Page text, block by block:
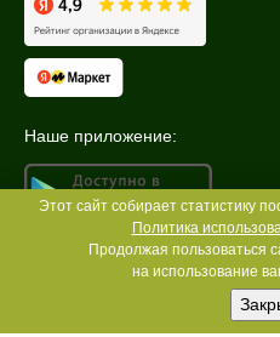
Наше приложение:
Этот сайт собирает статистику
Политика
Продолжая пользоваться
на использование